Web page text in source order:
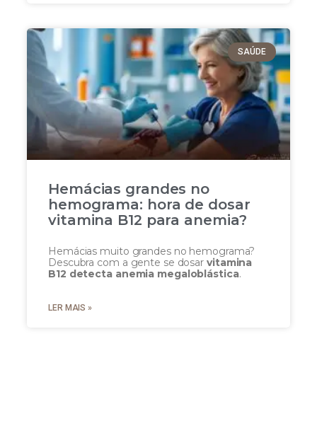
SAÚDE
Hemácias grandes no
hemograma: hora de dosar
vitamina B12 para anemia?
Hemácias muito grandes no hemograma?
Descubra com a gente se dosar vitamina
B12 detecta anemia megaloblástica.
LER MAIS »